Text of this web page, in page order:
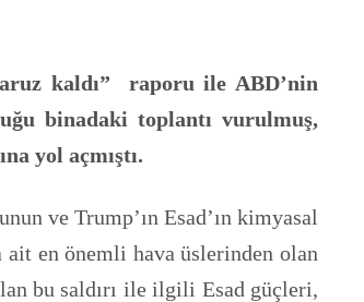
kaldı” raporu ile ABD’nin
binadaki toplantı vurulmuş,
yol açmıştı.
ve Trump’ın Esad’ın kimyasal
ait en önemli hava üslerinden olan
bu saldırı ile ilgili Esad güçleri,